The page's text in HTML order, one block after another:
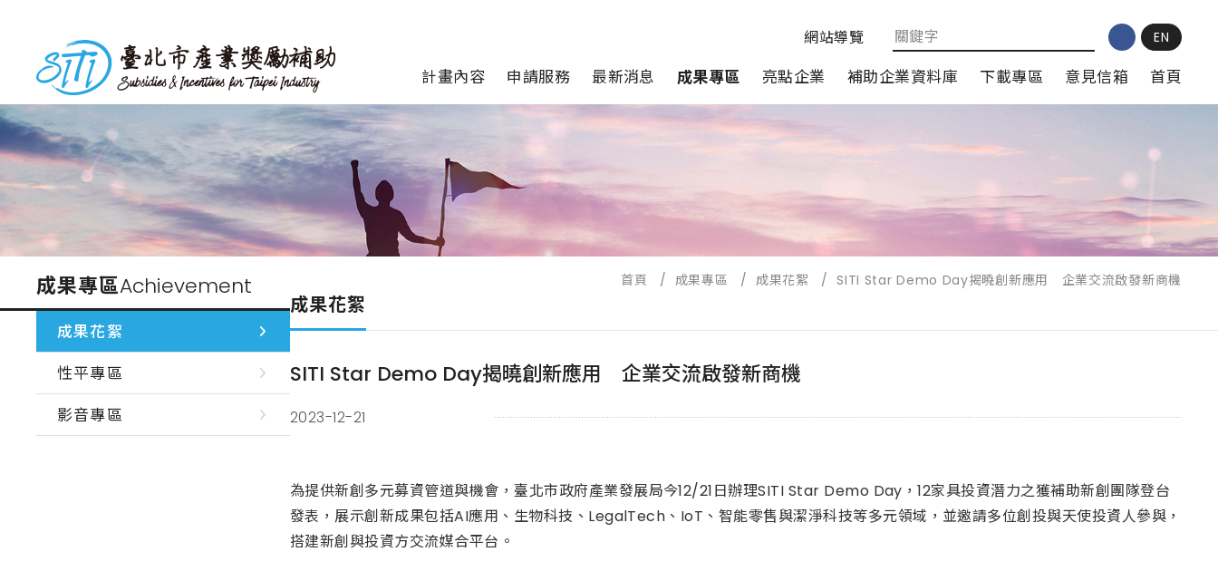
內
容
台北市產業獎勵補助
網站導覽 EN
計畫內容 申請服務 最新消息 成果專區 亮點企業 補助企業資料庫 下載專區 意見信箱 首頁
成果專區Achievement
成果花絮
性平專區
影音專區
首頁 / 成果專區 / 成果花絮 / SITI Star Demo Day揭曉創新應用 企業交流啟發新商機
成果花絮
SITI Star Demo Day揭曉創新應用 企業交流啟發新商機
2023-12-21
為提供新創多元募資管道與機會，臺北市政府產業發展局今12/21日辦理SITI Star Demo Day，12家具投資潛力之獲補助新創團隊登台
發表，展示創新成果包括AI應用、生物科技、LegalTech、IoT、智能零售與潔淨科技等多元領域，並邀請多位創投與天使投資人參與，
搭建新創與投資方交流媒合平台。